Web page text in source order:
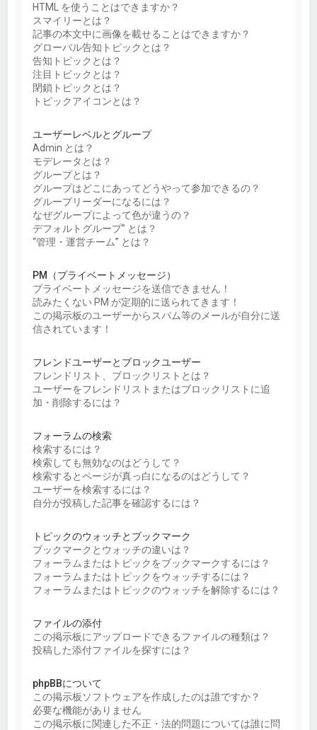
HTML を使うことはできますか？
スマイリーとは？
記事の本文中に画像を載せることはできますか？
グローバル告知トピックとは？
告知トピックとは？
注目トピックとは？
閉鎖トピックとは？
トピックアイコンとは？
ユーザーレベルとグループ
Admin とは？
モデレータとは？
グループとは？
グループはどこにあってどうやって参加できるの？
グループリーダーになるには？
なぜグループによって色が違うの？
デフォルトグループ” とは？
“管理・運営チーム” とは？
PM（プライベートメッセージ）
プライベートメッセージを送信できません！
読みたくない PM が定期的に送られてきます！
この掲示板のユーザーからスパム等のメールが自分に送
信されています！
フレンドユーザーとブロックユーザー
フレンドリスト、ブロックリストとは？
ユーザーをフレンドリストまたはブロックリストに追
加・削除するには？
フォーラムの検索
検索するには？
検索しても無効なのはどうして？
検索するとページが真っ白になるのはどうして？
ユーザーを検索するには？
自分が投稿した記事を確認するには？
トピックのウォッチとブックマーク
ブックマークとウォッチの違いは？
フォーラムまたはトピックをブックマークするには？
フォーラムまたはトピックをウォッチするには？
フォーラムまたはトピックのウォッチを解除するには？
ファイルの添付
この掲示板にアップロードできるファイルの種類は？
投稿した添付ファイルを探すには？
phpBBについて
この掲示板ソフトウェアを作成したのは誰ですか？
必要な機能がありません
この掲示板に関連した不正・法的問題については誰に問